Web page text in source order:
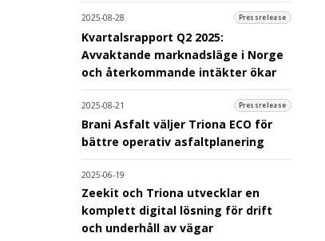
2025-08-28 Pressrelease
Kvartalsrapport Q2 2025:
Avvaktande marknadsläge i Norge
och återkommande intäkter ökar
2025-08-21 Pressrelease
Brani Asfalt väljer Triona ECO för
bättre operativ asfaltplanering
2025-06-19
Zeekit och Triona utvecklar en
komplett digital lösning för drift
och underhåll av vägar